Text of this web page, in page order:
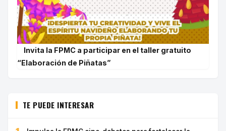
Invita la FPMC a participar en el taller gratuito
“Elaboración de Piñatas”
TE PUEDE INTERESAR